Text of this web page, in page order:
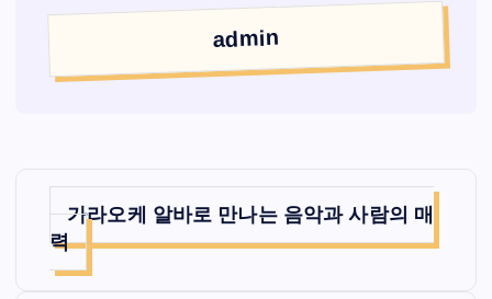
admin
탐
색
가라오케 알바로 만나는 음악과 사람의 매
력